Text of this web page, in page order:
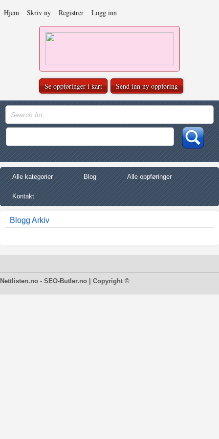
Hjem Skriv ny Registrer Logg inn
Se oppføringer i kart Send inn ny oppføring
Alle kategorier Blog Alle oppføringer
Kontakt
Blogg Arkiv
Nettlisten.no - SEO-Butler.no | Copyright ©